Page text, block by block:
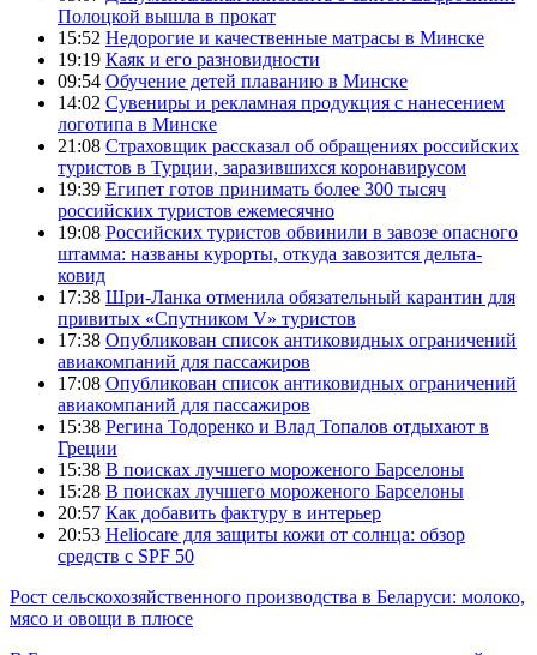
Полоцкой вышла в прокат
15:52 Недорогие и качественные матрасы в Минске
19:19 Каяк и его разновидности
09:54 Обучение детей плаванию в Минске
14:02 Сувениры и рекламная продукция с нанесением
логотипа в Минске
21:08 Страховщик рассказал об обращениях российских
туристов в Турции, заразившихся коронавирусом
19:39 Египет готов принимать более 300 тысяч
российских туристов ежемесячно
19:08 Российских туристов обвинили в завозе опасного
штамма: названы курорты, откуда завозится дельта-
ковид
17:38 Шри-Ланка отменила обязательный карантин для
привитых «Спутником V» туристов
17:38 Опубликован список антиковидных ограничений
авиакомпаний для пассажиров
17:08 Опубликован список антиковидных ограничений
авиакомпаний для пассажиров
15:38 Регина Тодоренко и Влад Топалов отдыхают в
Греции
15:38 В поисках лучшего мороженого Барселоны
15:28 В поисках лучшего мороженого Барселоны
20:57 Как добавить фактуру в интерьер
20:53 Heliocare для защиты кожи от солнца: обзор
средств с SPF 50
Рост сельскохозяйственного производства в Беларуси: молоко,
мясо и овощи в плюсе